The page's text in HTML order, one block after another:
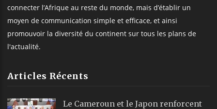
connecter l’Afrique au reste du monde, mais d’établir un
moyen de communication simple et efficace, et ainsi
promouvoir la diversité du continent sur tous les plans de
l'actualité.
Articles Récents
Le Cameroun et le Japon renforcent